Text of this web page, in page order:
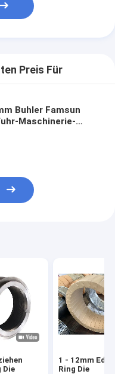
Preis Für
Buhler Famsun
Maschinerie-
Die
1 - 12mm
Ring Die